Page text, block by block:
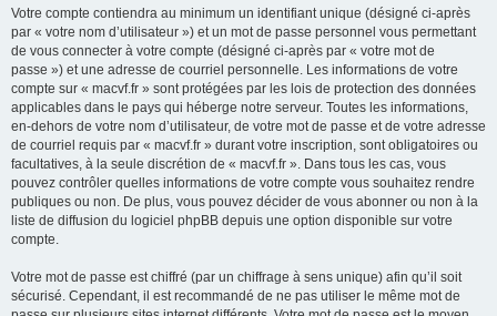
Votre compte contiendra au minimum un identifiant unique (désigné ci-après
par « votre nom d’utilisateur ») et un mot de passe personnel vous permettant
de vous connecter à votre compte (désigné ci-après par « votre mot de
passe ») et une adresse de courriel personnelle. Les informations de votre
compte sur « macvf.fr » sont protégées par les lois de protection des données
applicables dans le pays qui héberge notre serveur. Toutes les informations,
en-dehors de votre nom d’utilisateur, de votre mot de passe et de votre adresse
de courriel requis par « macvf.fr » durant votre inscription, sont obligatoires ou
facultatives, à la seule discrétion de « macvf.fr ». Dans tous les cas, vous
pouvez contrôler quelles informations de votre compte vous souhaitez rendre
publiques ou non. De plus, vous pouvez décider de vous abonner ou non à la
liste de diffusion du logiciel phpBB depuis une option disponible sur votre
compte.
Votre mot de passe est chiffré (par un chiffrage à sens unique) afin qu’il soit
sécurisé. Cependant, il est recommandé de ne pas utiliser le même mot de